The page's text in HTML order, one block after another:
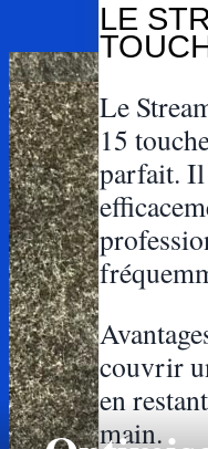
LE
Le
15
parfait. Il
couvrir
en
main.